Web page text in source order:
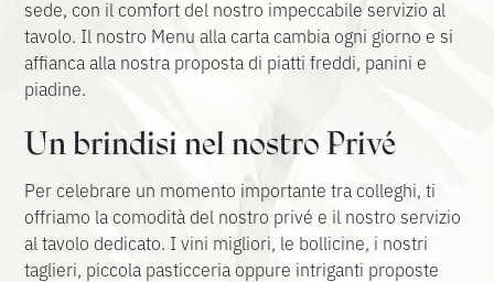
sede, con il comfort del nostro impeccabile servizio al
tavolo. Il nostro Menu alla carta cambia ogni giorno e si
affianca alla nostra proposta di piatti freddi, panini e
piadine.
Un brindisi nel nostro Privé
Per celebrare un momento importante tra colleghi, ti
offriamo la comodità del nostro privé e il nostro servizio
al tavolo dedicato. I vini migliori, le bollicine, i nostri
taglieri, piccola pasticceria oppure intriganti proposte